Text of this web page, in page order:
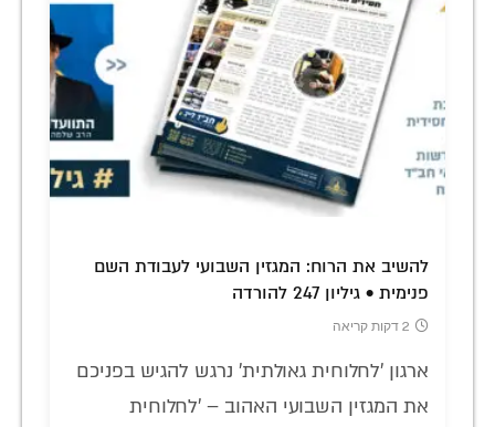
להשיב את הרוח: המגזין השבועי לעבודת השם
פנימית • גיליון 247 להורדה
2 דקות קריאה
ארגון 'לחלוחית גאולתית' נרגש להגיש בפניכם
את המגזין השבועי האהוב – 'לחלוחית